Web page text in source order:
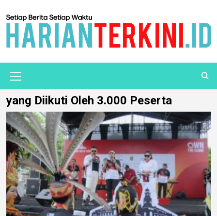
yang Diikuti Oleh 3.000 Peserta